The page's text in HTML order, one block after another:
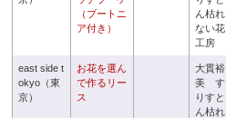
（ブートニ
ア付き）
ん枯れ
ない花
工房
east side t
okyo（東
京）
お花を選ん
で作るリー
ス
大貫裕
美 す
りすと
ん枯れ